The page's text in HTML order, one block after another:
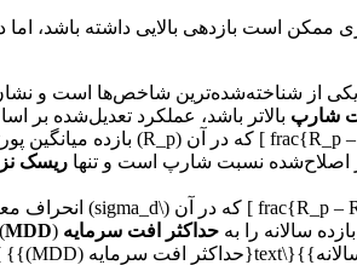
ممکن است بازدهی بالایی داشته باشد،
از شناخته‌شده‌ترین شاخص‌ها است و
شارپ بالاتر باشد، عملکرد تعدیل‌شده بر
اصلاح‌شده نسبت شارپ است و تنها ریسک
سالانه را به حداکثر افت سرمایه (
MDD